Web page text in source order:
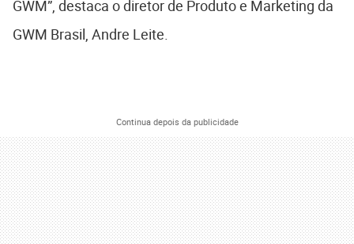
GWM”, destaca o diretor de Produto e Marketing da
GWM Brasil, Andre Leite.
Continua depois da publicidade